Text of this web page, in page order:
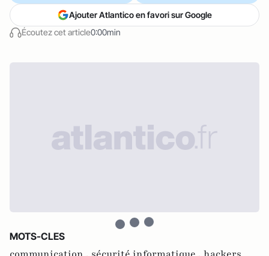
Écoutez cet article0:00min
Ajouter Atlantico en favori sur Google
MOTS-CLES